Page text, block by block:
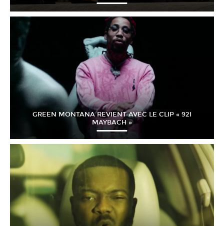
GREEN MONTANA REVIENT AVEC LE CLIP « 92I
MAYBACH »